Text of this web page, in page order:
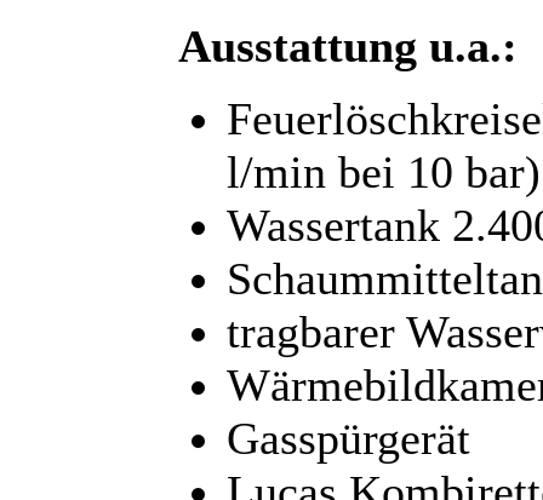
Ausstattung u.a.:
l/min bei 10 bar)
Wassertank
tragbarer
Gasspürgerät